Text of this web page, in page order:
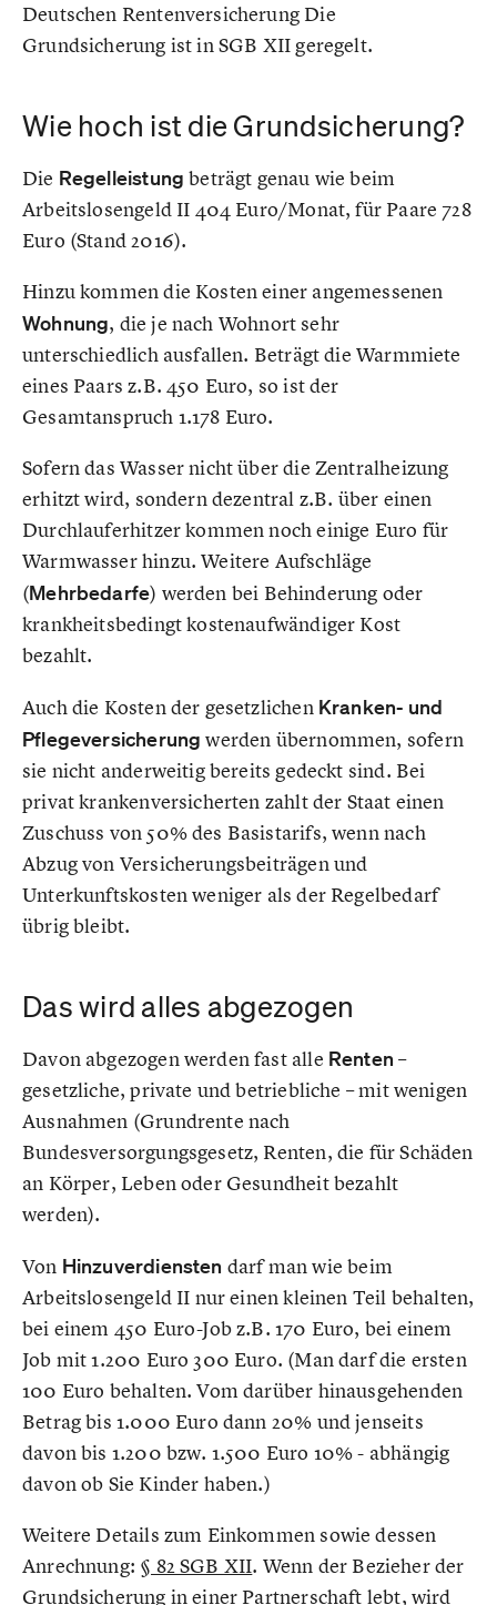
Deutschen Rentenversicherung Die
Grundsicherung ist in SGB XII geregelt.
Wie hoch ist die Grundsicherung?
Die Regelleistung beträgt genau wie beim
Arbeitslosengeld II 404 Euro/Monat, für Paare 728
Euro (Stand 2016).
Hinzu kommen die Kosten einer angemessenen
Wohnung, die je nach Wohnort sehr
unterschiedlich ausfallen. Beträgt die Warmmiete
eines Paars z.B. 450 Euro, so ist der
Gesamtanspruch 1.178 Euro.
Sofern das Wasser nicht über die Zentralheizung
erhitzt wird, sondern dezentral z.B. über einen
Durchlauferhitzer kommen noch einige Euro für
Warmwasser hinzu. Weitere Aufschläge
(Mehrbedarfe) werden bei Behinderung oder
krankheitsbedingt kostenaufwändiger Kost
bezahlt.
Auch die Kosten der gesetzlichen Kranken- und
Pflegeversicherung werden übernommen, sofern
sie nicht anderweitig bereits gedeckt sind. Bei
privat krankenversicherten zahlt der Staat einen
Zuschuss von 50% des Basistarifs, wenn nach
Abzug von Versicherungsbeiträgen und
Unterkunftskosten weniger als der Regelbedarf
übrig bleibt.
Das wird alles abgezogen
Davon abgezogen werden fast alle Renten –
gesetzliche, private und betriebliche – mit wenigen
Ausnahmen (Grundrente nach
Bundesversorgungsgesetz, Renten, die für Schäden
an Körper, Leben oder Gesundheit bezahlt
werden).
Von Hinzuverdiensten darf man wie beim
Arbeitslosengeld II nur einen kleinen Teil behalten,
bei einem 450 Euro-Job z.B. 170 Euro, bei einem
Job mit 1.200 Euro 300 Euro. (Man darf die ersten
100 Euro behalten. Vom darüber hinausgehenden
Betrag bis 1.000 Euro dann 20% und jenseits
davon bis 1.200 bzw. 1.500 Euro 10% - abhängig
davon ob Sie Kinder haben.)
Weitere Details zum Einkommen sowie dessen
Anrechnung: § 82 SGB XII. Wenn der Bezieher der
Grundsicherung in einer Partnerschaft lebt, wird